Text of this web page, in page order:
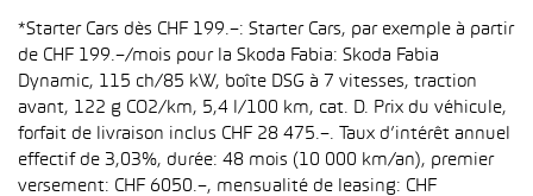
*Starter Cars dès CHF 199.–: Starter Cars, par exemple à partir
de CHF 199.–/mois pour la Skoda Fabia: Skoda Fabia
Dynamic, 115 ch/85 kW, boîte DSG à 7 vitesses, traction
avant, 122 g CO2/km, 5,4 l/100 km, cat. D. Prix du véhicule,
forfait de livraison inclus CHF 28 475.–. Taux d’intérêt annuel
effectif de 3,03%, durée: 48 mois (10 000 km/an), premier
versement: CHF 6050.–, mensualité de leasing: CHF